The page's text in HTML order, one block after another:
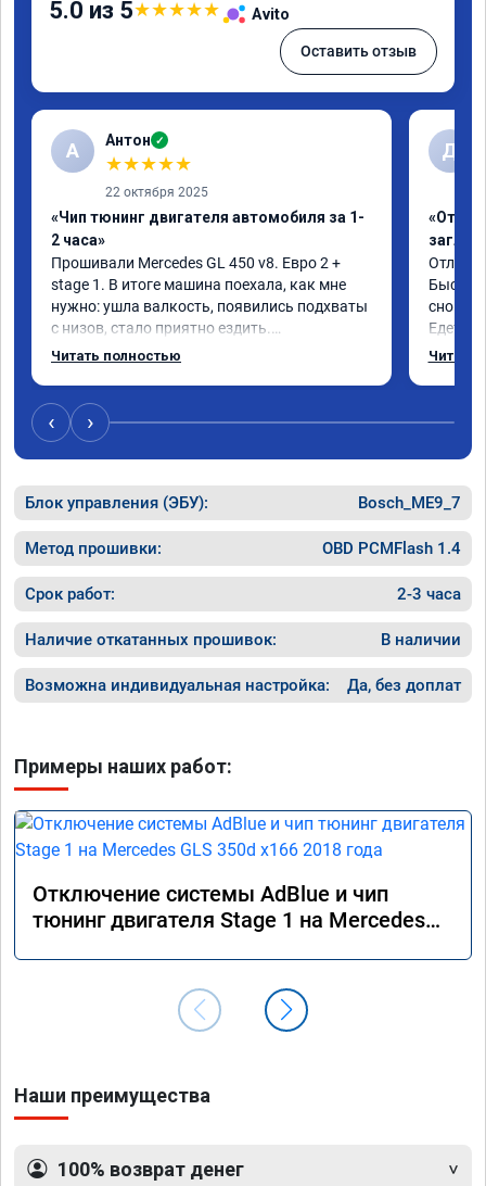
5.0 из 5★★★★★ Avito
Оставить отзыв
А Антон ✓
★★★★★
22 октября 2025
«Чип тюнинг двигателя автомобиля за 1-
2 часа»
Прошивали Mercedes GL 450 v8. Евро 2 +
stage 1. В итоге машина поехала, как мне
нужно: ушла валкость, появились подхваты
с низов, стало приятно ездить.
Одни из лучших трат, в авто! 🔥
Читать полностью
Д
Быстро
снова
Едет
Читать
‹ ›
Блок управления (ЭБУ): Bosch_ME9_7
Метод прошивки: OBD PCMFlash 1.4
Срок работ: 2-3 часа
Наличие откатанных прошивок: В наличии
Возможна индивидуальная настройка: Да, без доплат
Примеры наших работ:
Отключение системы AdBlue и чип
тюнинг двигателя Stage 1 на Mercedes
Наши преимущества
100% возврат денег